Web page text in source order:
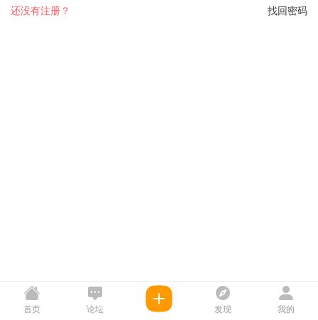
找回密码
还没有注册？
首页 论坛 发现 我的